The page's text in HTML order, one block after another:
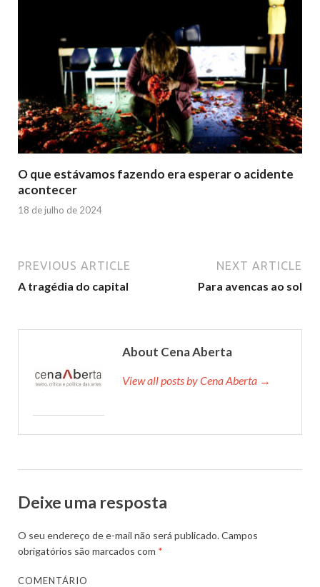
O que estávamos fazendo era esperar o acidente
acontecer
18 de julho de 2024
PREVIOUS ARTICLE
A tragédia do capital
NEXT ARTICLE
Para avencas ao sol
About Cena Aberta
View all posts by Cena Aberta →
Deixe uma resposta
O seu endereço de e-mail não será publicado.Campos
obrigatórios são marcados com *
COMENTÁRIO